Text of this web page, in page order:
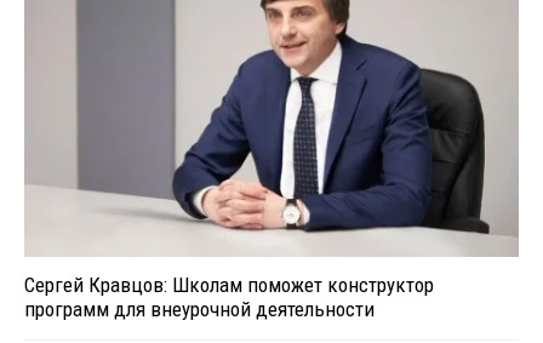
Сергей Кравцов: Школам поможет конструктор
программ для внеурочной деятельности